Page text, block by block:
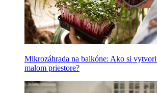
Mikrozáhrada na balkóne: Ako si
malom priestore?